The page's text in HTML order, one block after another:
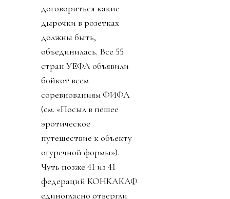
договориться какие
дырочки в розетках
должны быть,
объединилась. Все 55
стран УЕФА объявили
бойкот всем
соревнованиям ФИФА
(см. «Посыл в пешее
эротическое
путешествие к объекту
огуречной формы»).
Чуть позже 41 из 41
федераций КОНКАКАФ
единогласно отвергли